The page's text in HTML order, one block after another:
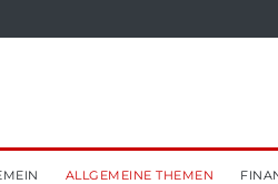
ALLGEMEINE THEMEN